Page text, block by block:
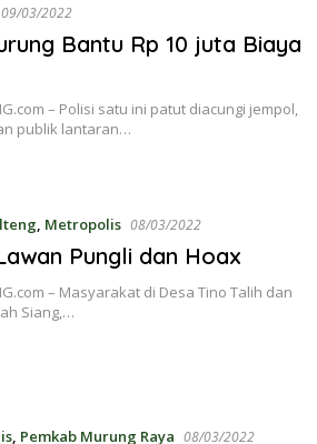
09/03/2022
Bantu Rp 10 juta Biaya
– Polisi satu ini patut diacungi jempol,
publik lantaran…
, Metropolis 08/03/2022
Pungli dan Hoax
– Masyarakat di Desa Tino Talih dan
Siang,…
, Pemkab Murung Raya 08/03/2022